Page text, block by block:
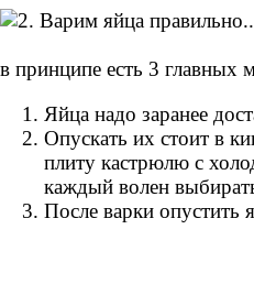
в принципе есть 3 главных
Яйца надо заранее
Опускать их стоит в
плиту кастрюлю с
каждый волен
После варки опустить